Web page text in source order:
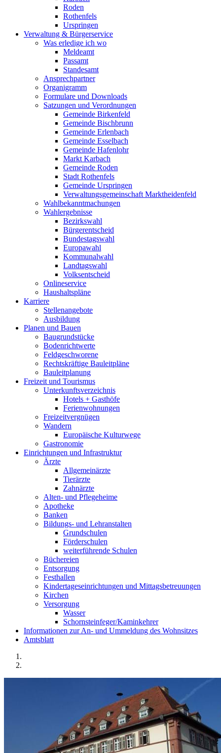
Roden
Rothenfels
Urspringen
Verwaltung & Bürgerservice
Was erledige ich wo
Meldeamt
Passamt
Standesamt
Ansprechpartner
Organigramm
Formulare und Downloads
Satzungen und Verordnungen
Gemeinde Birkenfeld
Gemeinde Bischbrunn
Gemeinde Erlenbach
Gemeinde Esselbach
Gemeinde Hafenlohr
Markt Karbach
Gemeinde Roden
Stadt Rothenfels
Gemeinde Urspringen
Verwaltungsgemeinschaft Marktheidenfeld
Wahlbekanntmachungen
Wahlergebnisse
Bezirkswahl
Bürgerentscheid
Bundestagswahl
Europawahl
Kommunalwahl
Landtagswahl
Volksentscheid
Onlineservice
Haushaltspläne
Karriere
Stellenangebote
Ausbildung
Planen und Bauen
Baugrundstücke
Bodenrichtwerte
Feldgeschworene
Rechtskräftige Bauleitpläne
Bauleitplanung
Freizeit und Tourismus
Unterkunftsverzeichnis
Hotels + Gasthöfe
Ferienwohnungen
Freizeitvergnügen
Wandern
Europäische Kulturwege
Gastronomie
Einrichtungen und Infrastruktur
Ärzte
Allgemeinärzte
Tierärzte
Zahnärzte
Alten- und Pflegeheime
Apotheke
Banken
Bildungs- und Lehranstalten
Grundschulen
Förderschulen
weiterführende Schulen
Büchereien
Entsorgung
Festhallen
Kindertageseinrichtungen und Mittagsbetreuungen
Kirchen
Versorgung
Wasser
Schornsteinfeger/Kaminkehrer
Informationen zur An- und Ummeldung des Wohnsitzes
Amtsblatt